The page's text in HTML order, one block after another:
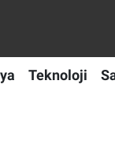
Teknoloji